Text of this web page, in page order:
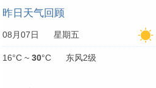
昨日天气回顾
08月07日 星期五
16°C ~ 30°C 东风2级